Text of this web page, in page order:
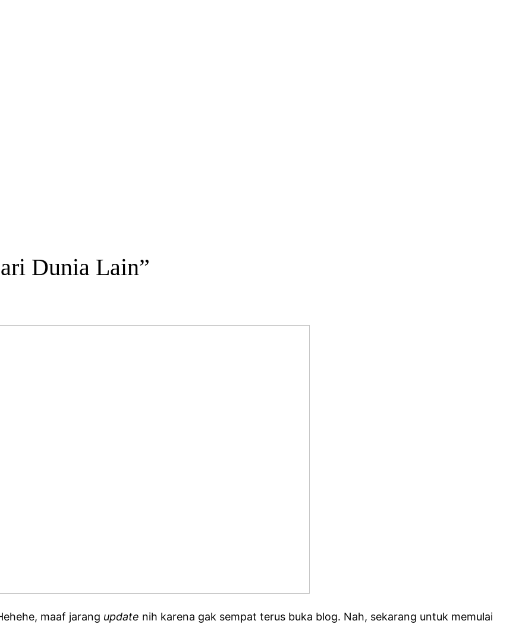
Dunia Lain”
maaf jarang update nih karena gak sempat terus buka blog. Nah, sekarang untuk memulai